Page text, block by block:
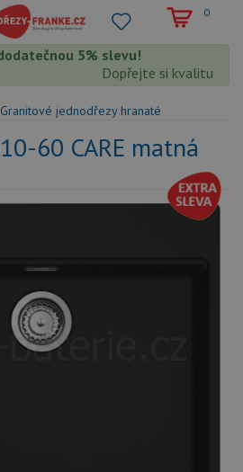
0
5% slevu!
Dopřejte si kvalitu
Granitové jednodřezy hranaté
60 CARE matná